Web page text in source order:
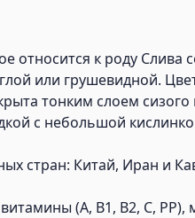
относится к роду Слива
или грушевидной.
тонким слоем сизого
с небольшой
стран: Китай, Иран и
(А, В1, В2, С,